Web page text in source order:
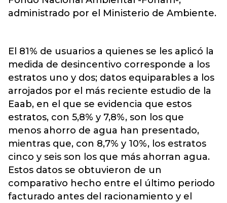
administrado por el Ministerio de Ambiente.
El 81% de usuarios a quienes se les aplicó la
medida de desincentivo corresponde a los
estratos uno y dos; datos equiparables a los
arrojados por el más reciente estudio de la
Eaab, en el que se evidencia que estos
estratos, con 5,8% y 7,8%, son los que
menos ahorro de agua han presentado,
mientras que, con 8,7% y 10%, los estratos
cinco y seis son los que más ahorran agua.
Estos datos se obtuvieron de un
comparativo hecho entre el último periodo
facturado antes del racionamiento y el